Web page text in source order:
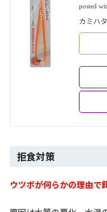
posted
カミハタ
拒食対策
ウツボが何らかの理由で